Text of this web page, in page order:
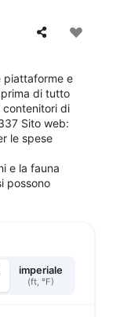
piattaforme e
di tutto
contenitori di
Sito web:
le spese
e la fauna
possono
imperiale
(ft, °F)